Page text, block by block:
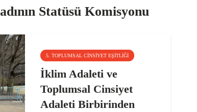
Statüsü Komisyonu
5. TOPLUMSAL CINSIYET EŞITLIĞI
İklim Adaleti ve
Toplumsal Cinsiyet
Adaleti Birbirinden